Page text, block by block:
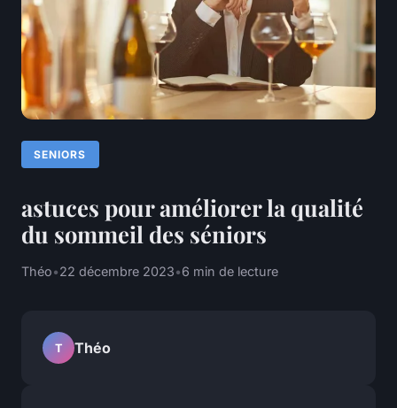
SENIORS
astuces pour améliorer la qualité
du sommeil des séniors
Théo•22 décembre 2023•6 min de lecture
T Théo